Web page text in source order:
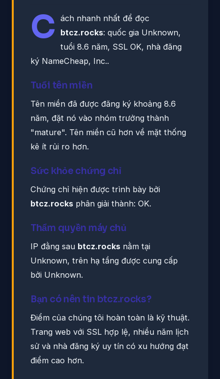
C ách nhanh nhất để đọc
btcz.rocks: quốc gia Unknown,
tuổi 8.6 năm, SSL OK, nhà đăng
ký NameCheap, Inc..
Tuổi tên miền
Tên miền đã được đăng ký khoảng 8.6
năm, đặt nó vào nhóm trưởng thành
"mature". Tên miền cũ hơn về mặt thống
kê ít rủi ro hơn.
Sức khỏe chứng chỉ
Chứng chỉ hiện được trình bày bởi
btcz.rocks phân giải thành: OK.
Thẩm quyền máy chủ
IP đằng sau btcz.rocks nằm tại
Unknown, trên hạ tầng được cung cấp
bởi Unknown.
Bạn có nên tin btcz.rocks?
Điểm của chúng tôi hoàn toàn là kỹ thuật.
Trang web với SSL hợp lệ, nhiều năm lịch
sử và nhà đăng ký uy tín có xu hướng đạt
điểm cao hơn.